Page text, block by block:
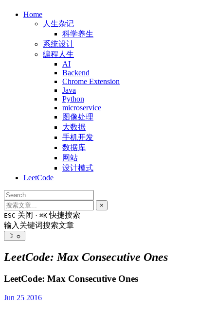
Home
人生杂记
科学养生
系统设计
编程人生
AI
Backend
Chrome Extension
Java
Python
microservice
图像处理
大数据
手机开发
数据库
网站
设计模式
LeetCode
×
ESC 关闭 · ⌘K 快捷搜索
输入关键词搜索文章
☽ ☼
LeetCode: Max Consecutive Ones
LeetCode: Max Consecutive Ones
Jun 25 2016